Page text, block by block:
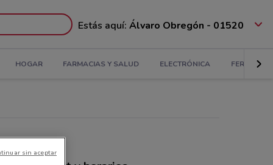
Estás aquí: Álvaro Obregón - 01520
HOGAR FARMACIAS Y SALUD ELECTRÓNICA
sin aceptar